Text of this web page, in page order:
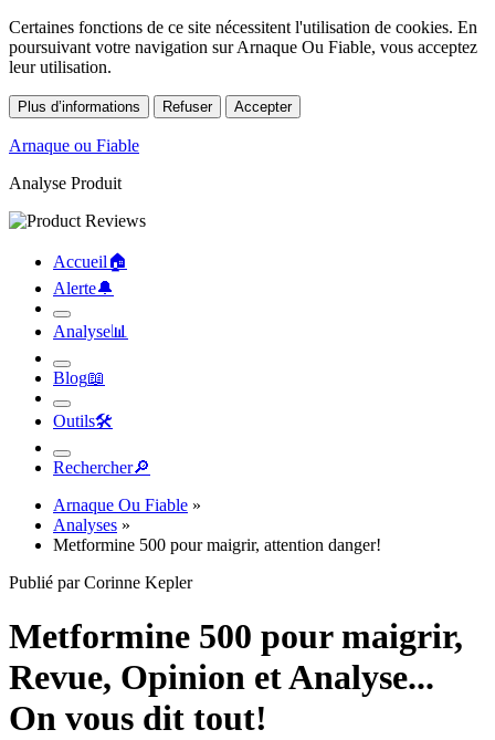
Certaines fonctions de ce site nécessitent l'utilisation de cookies. En
poursuivant votre navigation sur Arnaque Ou Fiable, vous acceptez
leur utilisation.
Plus d’informations Refuser Accepter
Arnaque ou Fiable
Analyse Produit
Accueil🏠︎
Alerte🔔︎
Analyse📊︎
Blog📖︎
Outils🛠︎
Rechercher🔎︎
Arnaque Ou Fiable »
Analyses »
Metformine 500 pour maigrir, attention danger!
Publié par Corinne Kepler
Metformine 500 pour maigrir,
Revue, Opinion et Analyse...
On vous dit tout!